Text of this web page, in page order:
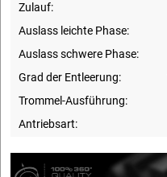
Zulauf:
Auslass leichte Phase:
Auslass schwere Phase:
Grad der Entleerung:
Trommel-Ausführung:
Antriebsart: